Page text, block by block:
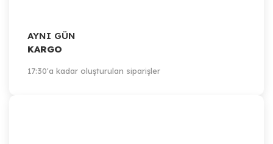
AYNI GÜN
KARGO
17:30'a kadar oluşturulan siparişler